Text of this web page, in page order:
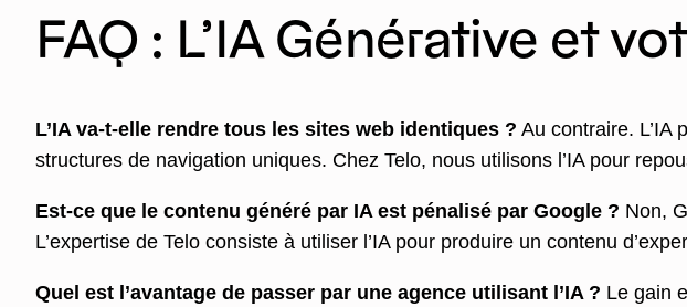
FAQ : L’IA Générative et
L’IA va-t-elle rendre tous les sites web identiques ? Au contraire. L’IA
structures de navigation uniques. Chez Telo, nous utilisons l’IA pour
Est-ce que le contenu généré par IA est pénalisé par Google ? Non,
L’expertise de Telo consiste à utiliser l’IA pour produire un contenu
Quel est l’avantage de passer par une agence utilisant l’IA ? Le gain